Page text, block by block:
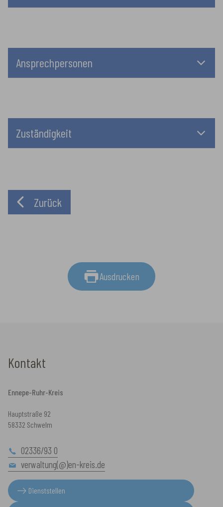
Ansprechpersonen
Zuständigkeit
Zurück
Ausdrucken
Kontakt
Ennepe-Ruhr-Kreis
Hauptstraße 92
58332 Schwelm
02336/93 0
verwaltung(@)en-kreis.de
Dienststellen